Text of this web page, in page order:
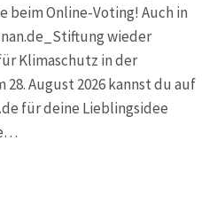
beim Online-Voting! Auch in
wieder
Klimaschutz in der
28. August 2026 kannst du auf
für deine Lieblingsidee